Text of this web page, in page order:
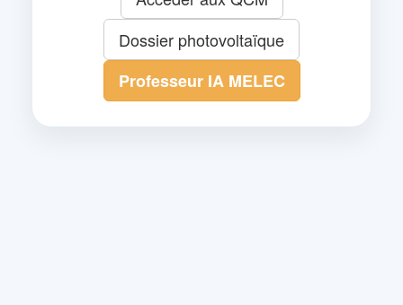
Dossier photovoltaïque
Professeur IA MELEC